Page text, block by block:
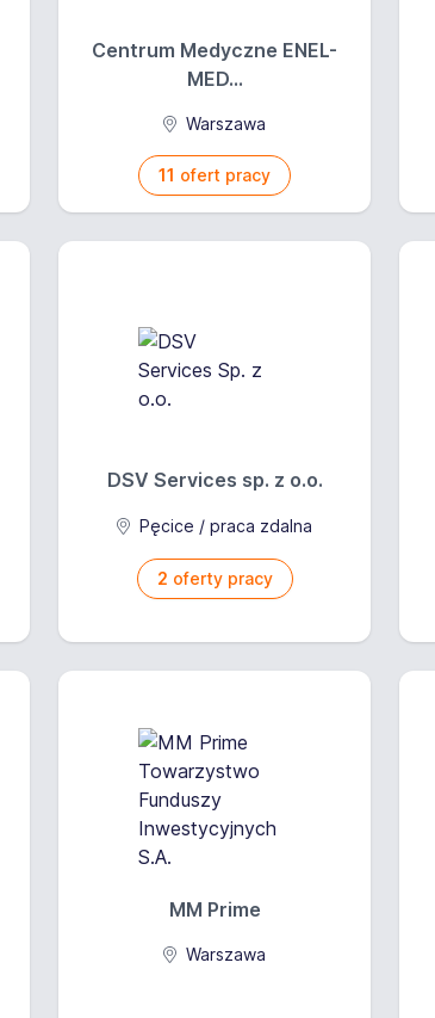
Centrum Medyczne ENEL-
MED...
Warszawa
11 ofert pracy
DSV Services sp. z o.o.
Pęcice / praca zdalna
2 oferty pracy
MM Prime
Warszawa